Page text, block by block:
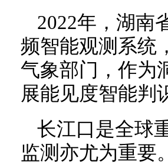
2022年，湖南
频智能观测系统
气象部门，作为
展能见度智能判
长江口是全球
监测亦尤为重要。